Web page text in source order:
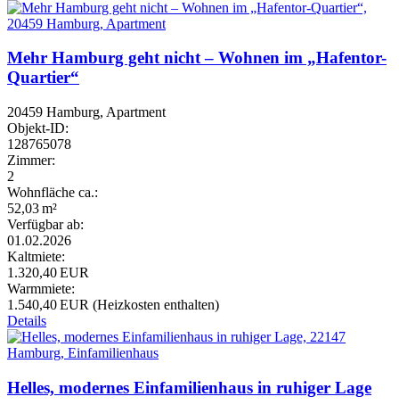
Mehr Hamburg geht nicht – Wohnen im „Hafentor-
Quartier“
20459 Hamburg, Apartment
Objekt-ID:
128765078
Zimmer:
2
Wohnfläche ca.:
52,03 m²
Verfügbar ab:
01.02.2026
Kaltmiete:
1.320,40 EUR
Warmmiete:
1.540,40 EUR (Heizkosten enthalten)
Details
Helles, modernes Einfamilienhaus in ruhiger Lage